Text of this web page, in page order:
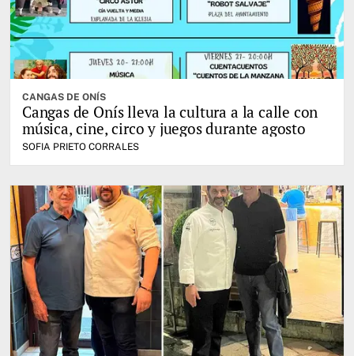
CANGAS DE ONÍS
Cangas de Onís lleva la cultura a la calle con
música, cine, circo y juegos durante agosto
SOFIA PRIETO CORRALES